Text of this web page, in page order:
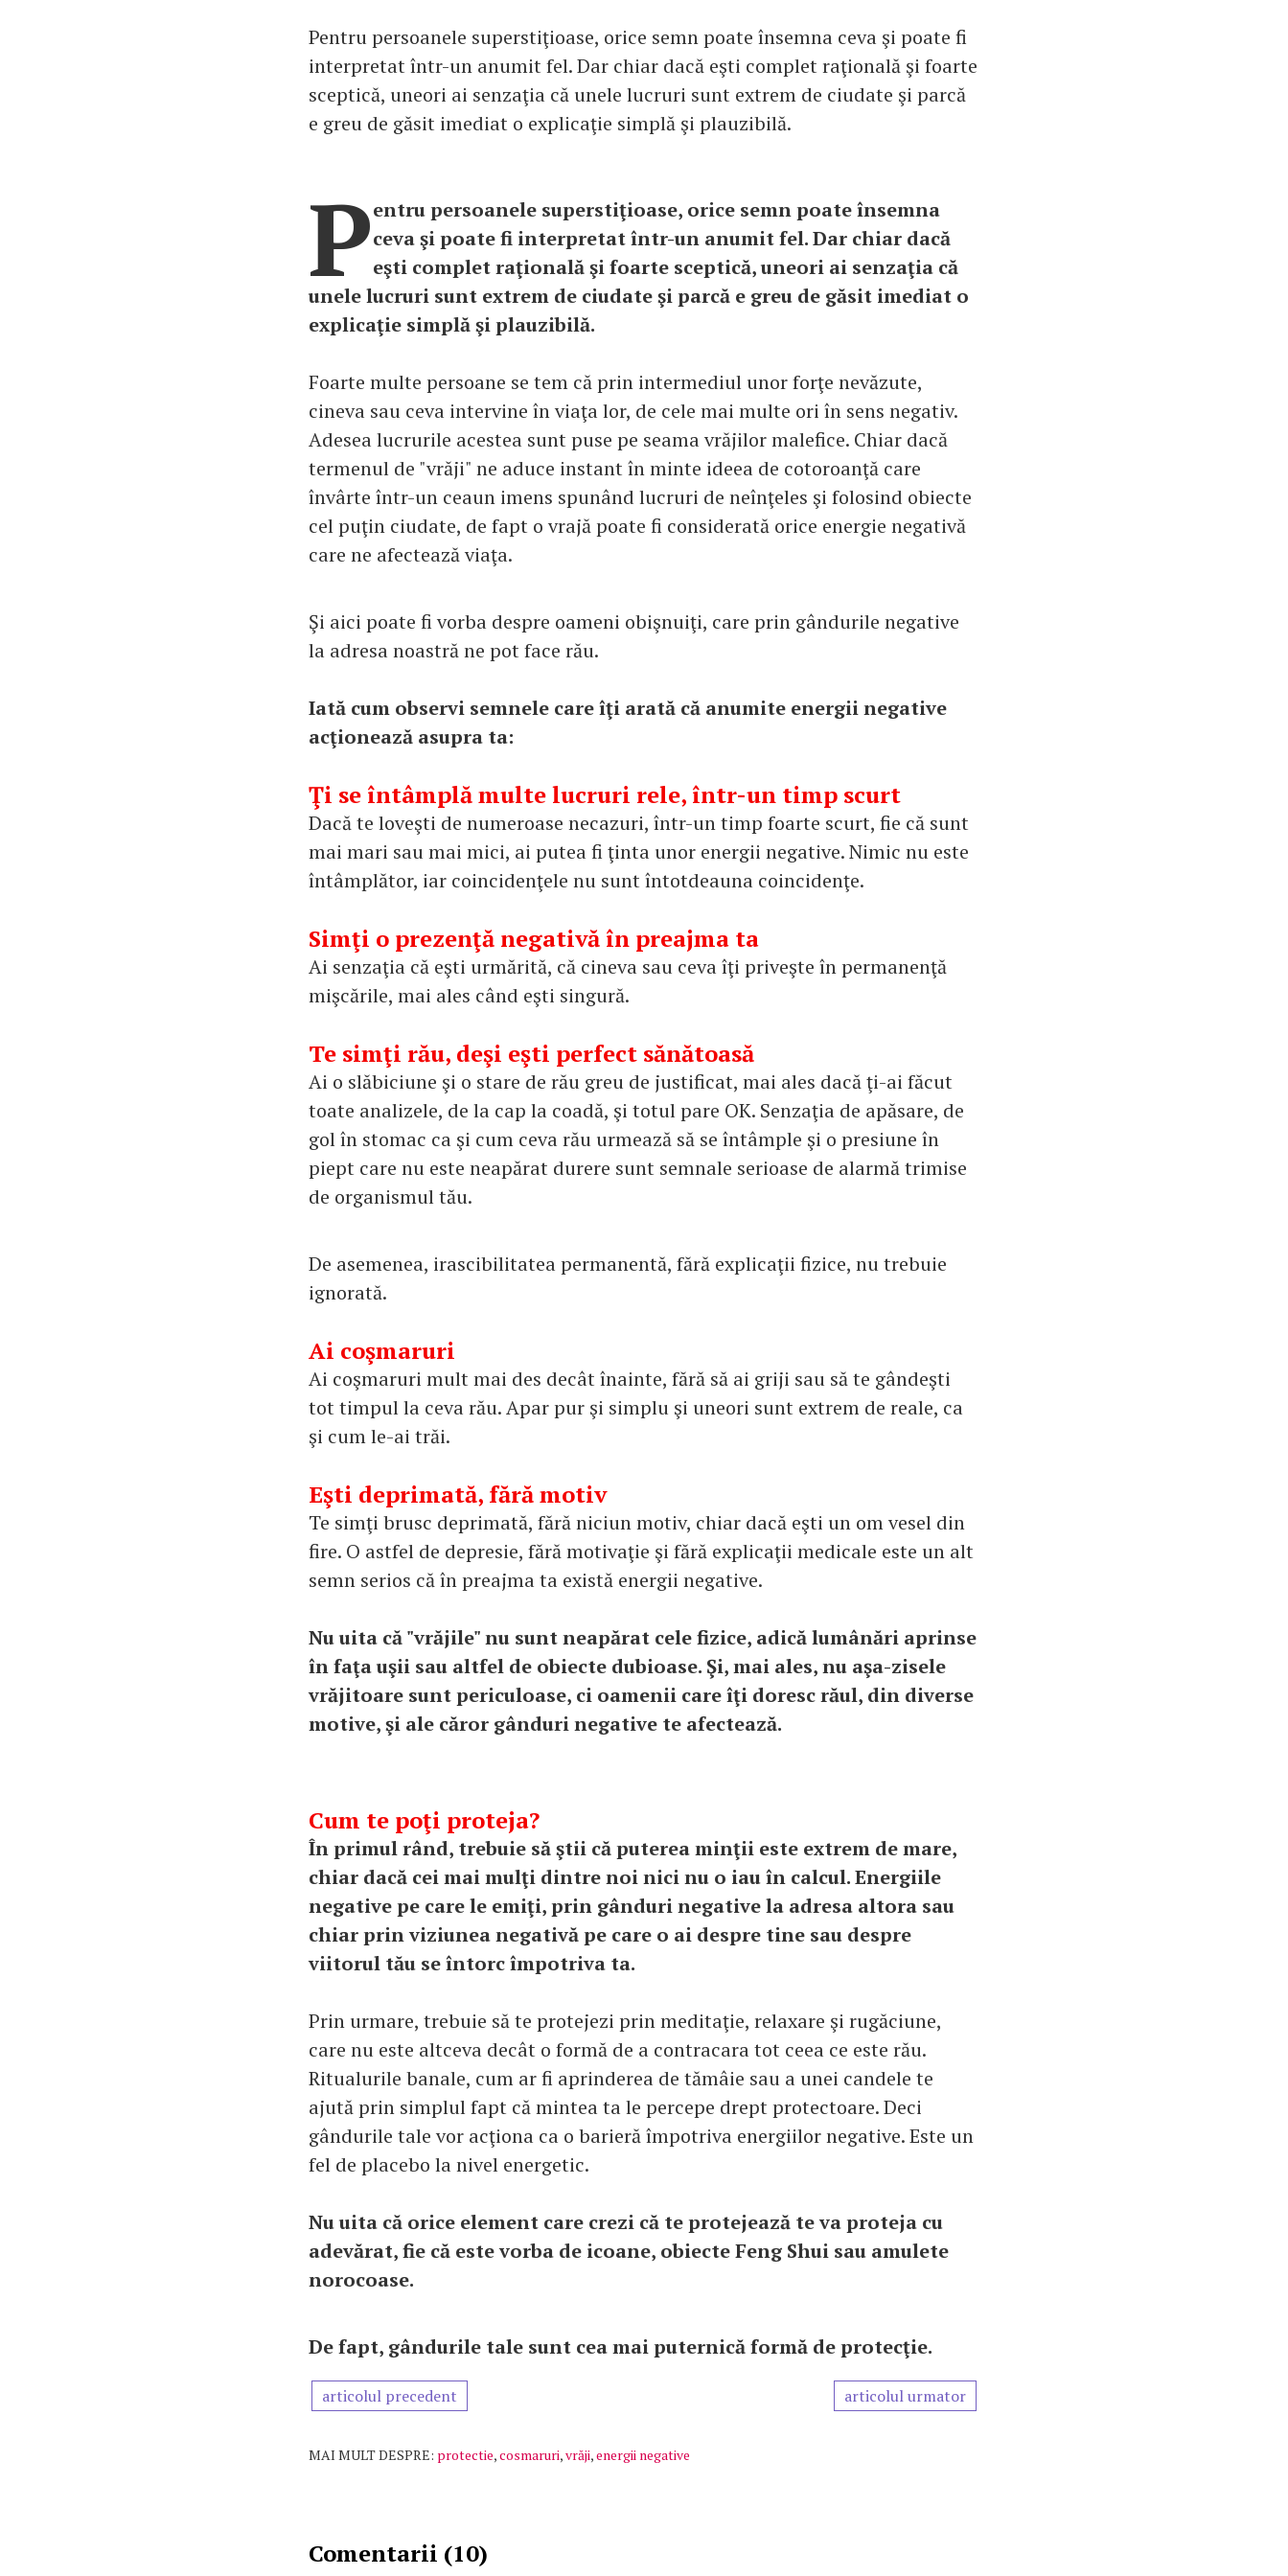
Pentru persoanele superstiţioase, orice semn poate însemna ceva şi poate fi
interpretat într-un anumit fel. Dar chiar dacă eşti complet raţională şi foarte
sceptică, uneori ai senzaţia că unele lucruri sunt extrem de ciudate şi parcă
e greu de găsit imediat o explicaţie simplă şi plauzibilă.
Pentru persoanele superstiţioase, orice semn poate însemna
ceva şi poate fi interpretat într-un anumit fel. Dar chiar dacă
eşti complet raţională şi foarte sceptică, uneori ai senzaţia că
unele lucruri sunt extrem de ciudate şi parcă e greu de găsit imediat o
explicaţie simplă şi plauzibilă.
Foarte multe persoane se tem că prin intermediul unor forţe nevăzute,
cineva sau ceva intervine în viaţa lor, de cele mai multe ori în sens negativ.
Adesea lucrurile acestea sunt puse pe seama vrăjilor malefice. Chiar dacă
termenul de "vrăji" ne aduce instant în minte ideea de cotoroanţă care
învârte într-un ceaun imens spunând lucruri de neînţeles şi folosind obiecte
cel puţin ciudate, de fapt o vrajă poate fi considerată orice energie negativă
care ne afectează viaţa.
Şi aici poate fi vorba despre oameni obişnuiţi, care prin gândurile negative
la adresa noastră ne pot face rău.
Iată cum observi semnele care îţi arată că anumite energii negative
acţionează asupra ta:
Ţi se întâmplă multe lucruri rele, într-un timp scurt
Dacă te loveşti de numeroase necazuri, într-un timp foarte scurt, fie că sunt
mai mari sau mai mici, ai putea fi ţinta unor energii negative. Nimic nu este
întâmplător, iar coincidenţele nu sunt întotdeauna coincidenţe.
Simţi o prezenţă negativă în preajma ta
Ai senzaţia că eşti urmărită, că cineva sau ceva îţi priveşte în permanenţă
mişcările, mai ales când eşti singură.
Te simţi rău, deşi eşti perfect sănătoasă
Ai o slăbiciune şi o stare de rău greu de justificat, mai ales dacă ţi-ai făcut
toate analizele, de la cap la coadă, şi totul pare OK. Senzaţia de apăsare, de
gol în stomac ca şi cum ceva rău urmează să se întâmple şi o presiune în
piept care nu este neapărat durere sunt semnale serioase de alarmă trimise
de organismul tău.
De asemenea, irascibilitatea permanentă, fără explicaţii fizice, nu trebuie
ignorată.
Ai coşmaruri
Ai coşmaruri mult mai des decât înainte, fără să ai griji sau să te gândeşti
tot timpul la ceva rău. Apar pur şi simplu şi uneori sunt extrem de reale, ca
şi cum le-ai trăi.
Eşti deprimată, fără motiv
Te simţi brusc deprimată, fără niciun motiv, chiar dacă eşti un om vesel din
fire. O astfel de depresie, fără motivaţie şi fără explicaţii medicale este un alt
semn serios că în preajma ta există energii negative.
Nu uita că "vrăjile" nu sunt neapărat cele fizice, adică lumânări aprinse
în faţa uşii sau altfel de obiecte dubioase. Şi, mai ales, nu aşa-zisele
vrăjitoare sunt periculoase, ci oamenii care îţi doresc răul, din diverse
motive, şi ale căror gânduri negative te afectează.
Cum te poţi proteja?
În primul rând, trebuie să ştii că puterea minţii este extrem de mare,
chiar dacă cei mai mulţi dintre noi nici nu o iau în calcul. Energiile
negative pe care le emiţi, prin gânduri negative la adresa altora sau
chiar prin viziunea negativă pe care o ai despre tine sau despre
viitorul tău se întorc împotriva ta.
Prin urmare, trebuie să te protejezi prin meditaţie, relaxare şi rugăciune,
care nu este altceva decât o formă de a contracara tot ceea ce este rău.
Ritualurile banale, cum ar fi aprinderea de tămâie sau a unei candele te
ajută prin simplul fapt că mintea ta le percepe drept protectoare. Deci
gândurile tale vor acţiona ca o barieră împotriva energiilor negative. Este un
fel de placebo la nivel energetic.
Nu uita că orice element care crezi că te protejează te va proteja cu
adevărat, fie că este vorba de icoane, obiecte Feng Shui sau amulete
norocoase.
De fapt, gândurile tale sunt cea mai puternică formă de protecţie.
articolul precedent articolul urmator
MAI MULT DESPRE: protectie,cosmaruri,vrăji,energii negative
Comentarii (10)